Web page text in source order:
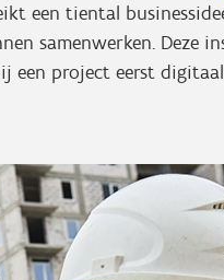
een tiental
samenwerken. Deze
een project eerst